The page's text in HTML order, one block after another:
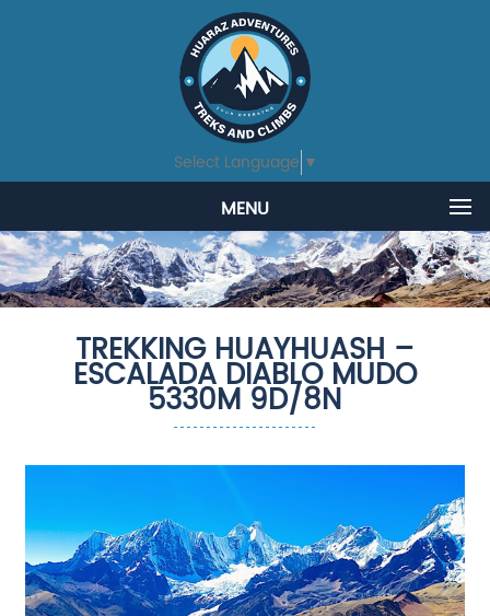
Select Language ▼
MENU
TREKKING HUAYHUASH –
ESCALADA DIABLO MUDO
5330M 9D/8N